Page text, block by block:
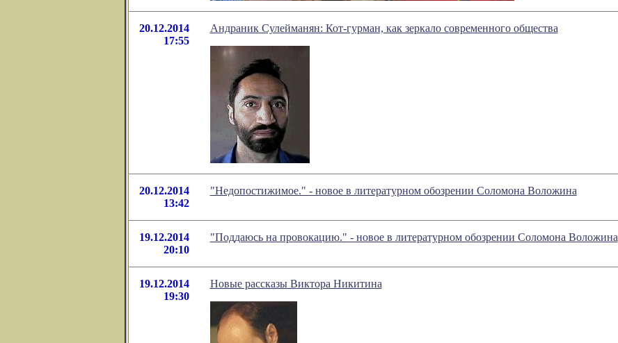
20.12.2014
17:55
Андраник Сулейманян: Кот-гурман, как зеркало современного общества
20.12.2014
13:42
"Недопостижимое." - новое в литературном обозрении Соломона Воложина
19.12.2014
20:10
"Поддаюсь на провокацию." - новое в литературном обозрении Соломона Воложина
19.12.2014
19:30
Новые рассказы Виктора Никитина